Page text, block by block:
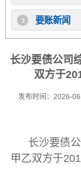
要账新闻
长沙要债公司
双方于
发布时间：2026-
长沙要债
甲乙双方于